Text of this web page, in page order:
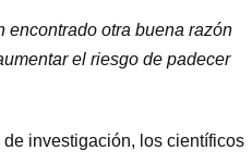
encontrado otra buena razón
el riesgo de padecer
de investigación, los científicos